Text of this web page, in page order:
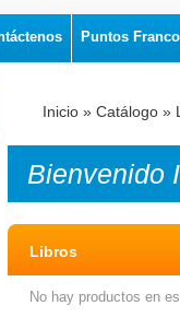
Puntos Franco
Inicio » Catálogo »
Bienvenido
Libros
No hay productos en